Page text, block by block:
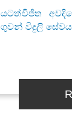
යටත්විජිත
ගුවන් විදුලි සේවය